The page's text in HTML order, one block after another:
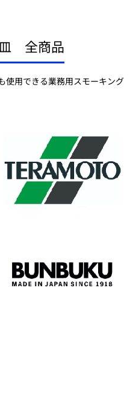
全商品
使用できる業務用スモーキング